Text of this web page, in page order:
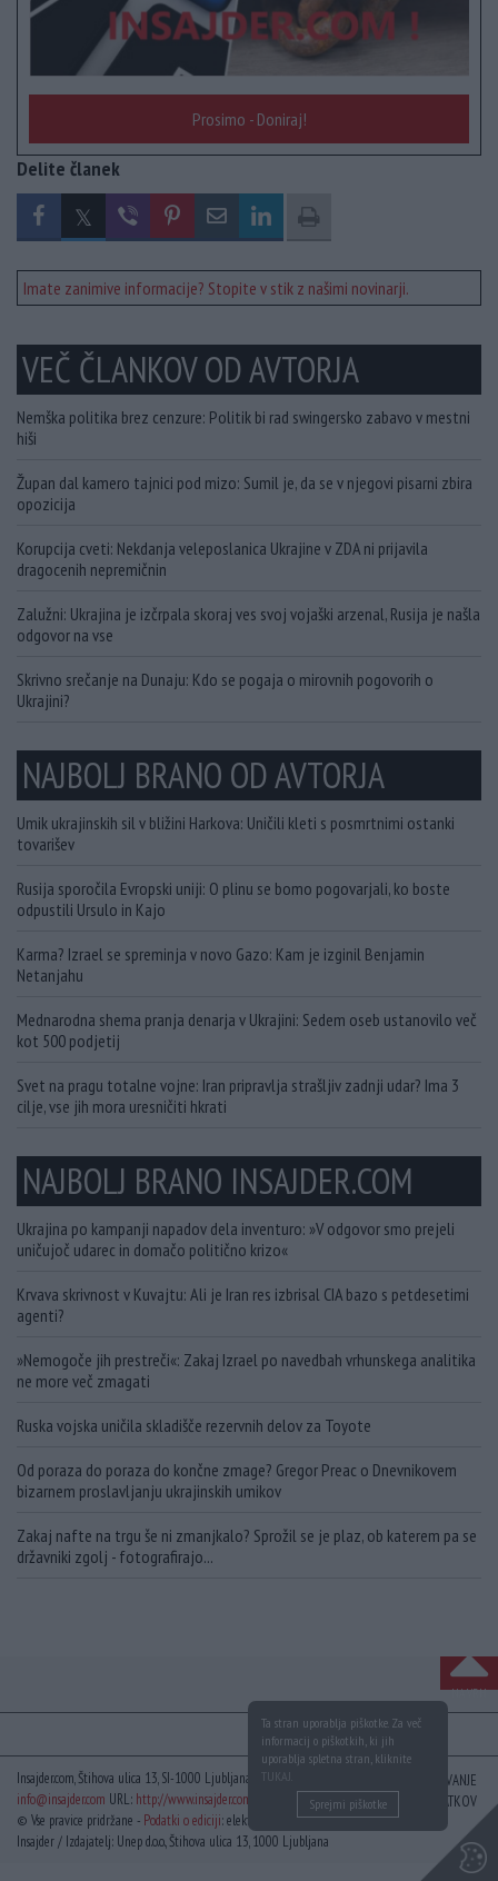
Prosimo - Doniraj!
Delite članek
Imate zanimive informacije? Stopite v stik z našimi novinarji.
VEČ ČLANKOV OD AVTORJA
Nemška politika brez cenzure: Politik bi rad swingersko zabavo v mestni
hiši
Župan dal kamero tajnici pod mizo: Sumil je, da se v njegovi pisarni zbira
opozicija
Korupcija cveti: Nekdanja veleposlanica Ukrajine v ZDA ni prijavila
dragocenih nepremičnin
Zalužni: Ukrajina je izčrpala skoraj ves svoj vojaški arzenal, Rusija je našla
odgovor na vse
Skrivno srečanje na Dunaju: Kdo se pogaja o mirovnih pogovorih o
Ukrajini?
NAJBOLJ BRANO OD AVTORJA
Umik ukrajinskih sil v bližini Harkova: Uničili kleti s posmrtnimi ostanki
tovarišev
Rusija sporočila Evropski uniji: O plinu se bomo pogovarjali, ko boste
odpustili Ursulo in Kajo
Karma? Izrael se spreminja v novo Gazo: Kam je izginil Benjamin
Netanjahu
Mednarodna shema pranja denarja v Ukrajini: Sedem oseb ustanovilo več
kot 500 podjetij
Svet na pragu totalne vojne: Iran pripravlja strašljiv zadnji udar? Ima 3
cilje, vse jih mora uresničiti hkrati
NAJBOLJ BRANO INSAJDER.COM
Ukrajina po kampanji napadov dela inventuro: »V odgovor smo prejeli
uničujoč udarec in domačo politično krizo«
Krvava skrivnost v Kuvajtu: Ali je Iran res izbrisal CIA bazo s petdesetimi
agenti?
»Nemogoče jih prestreči«: Zakaj Izrael po navedbah vrhunskega analitika
ne more več zmagati
Ruska vojska uničila skladišče rezervnih delov za Toyote
Od poraza do poraza do končne zmage? Gregor Preac o Dnevnikovem
bizarnem proslavljanju ukrajinskih umikov
Zakaj nafte na trgu še ni zmanjkalo? Sprožil se je plaz, ob katerem pa se
državniki zgolj - fotografirajo...
NA VRH
Insajder.com, Štihova ulica 13, SI-1000 Ljubljana, Slovenija | E-mail:
info@insajder.com URL: http://www.insajder.com
© Vse pravice pridržane - Podatki o ediciji: elektronski dnevnik
Insajder / Izdajatelj: Unep d.o.o., Štihova ulica 13, 1000 Ljubljana
VAROVANJE
PODATKOV
Ta stran uporablja piškotke. Za več
informacij o piškotkih, ki jih
uporablja spletna stran, kliknite
TUKAJ
Sprejmi piškotke